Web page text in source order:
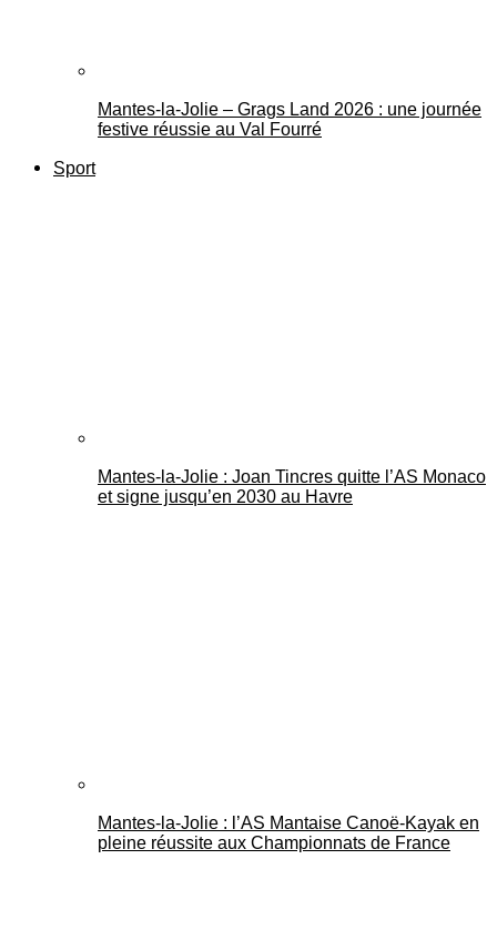
Mantes-la-Jolie – Grags Land 2026 : une journée
festive réussie au Val Fourré
Sport
Mantes-la-Jolie : Joan Tincres quitte l’AS Monaco
et signe jusqu’en 2030 au Havre
Mantes-la-Jolie : l’AS Mantaise Canoë‑Kayak en
pleine réussite aux Championnats de France